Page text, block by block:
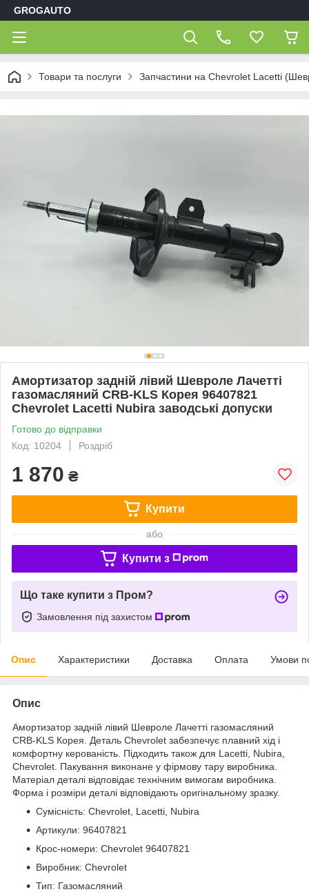
GROGAUTO
Товари та послуги Запчастини на Chevrolet Lacetti
Амортизатор задній лівий Шевроле Лачетті
газомасляний CRB-KLS Корея 96407821
Chevrolet Lacetti Nubira заводські допуски
Готово до відправки
Код: 10204
Роздріб
1 870 ₴
Купити
або
Купити з
Що таке купити з Пром?
Замовлення під захистом
Опис Характеристики Доставка Оплата Умови
Опис
Амортизатор задній лівий Шевроле Лачетті газомасляний
CRB-KLS Корея. Деталь Chevrolet забезпечує плавний хід і
комфортну керованість. Підходить також для Lacetti, Nubira,
Chevrolet. Пакування виконане у фірмову тару виробника.
Матеріал деталі відповідає технічним вимогам виробника.
Форма і розміри деталі відповідають оригінальному зразку.
Сумісність: Chevrolet, Lacetti, Nubira
Артикули: 96407821
Крос-номери: Chevrolet 96407821
Виробник: Chevrolet
Тип: Газомасляний